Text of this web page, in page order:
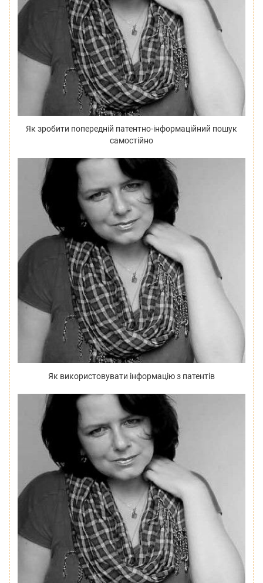
Як зробити попередній патентно-інформаційний пошук
самостійно
Як використовувати інформацію з патентів